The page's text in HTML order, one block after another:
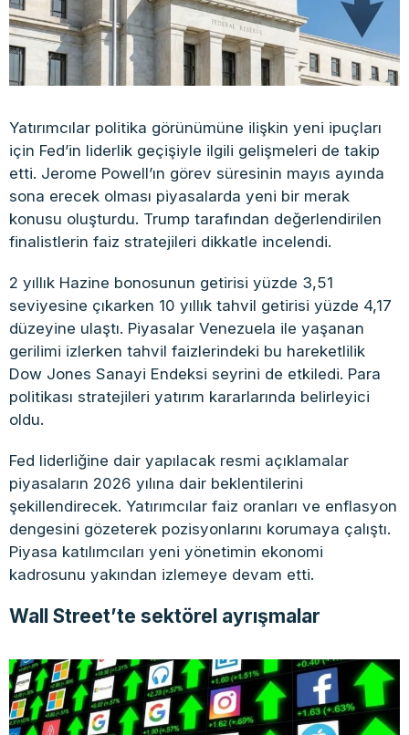
Yatırımcılar politika görünümüne ilişkin yeni ipuçları
için Fed’in liderlik geçişiyle ilgili gelişmeleri de takip
etti. Jerome Powell’ın görev süresinin mayıs ayında
sona erecek olması piyasalarda yeni bir merak
konusu oluşturdu. Trump tarafından değerlendirilen
finalistlerin faiz stratejileri dikkatle incelendi.
2 yıllık Hazine bonosunun getirisi yüzde 3,51
seviyesine çıkarken 10 yıllık tahvil getirisi yüzde 4,17
düzeyine ulaştı. Piyasalar Venezuela ile yaşanan
gerilimi izlerken tahvil faizlerindeki bu hareketlilik
Dow Jones Sanayi Endeksi seyrini de etkiledi. Para
politikası stratejileri yatırım kararlarında belirleyici
oldu.
Fed liderliğine dair yapılacak resmi açıklamalar
piyasaların 2026 yılına dair beklentilerini
şekillendirecek. Yatırımcılar faiz oranları ve enflasyon
dengesini gözeterek pozisyonlarını korumaya çalıştı.
Piyasa katılımcıları yeni yönetimin ekonomi
kadrosunu yakından izlemeye devam etti.
Wall Street’te sektörel ayrışmalar